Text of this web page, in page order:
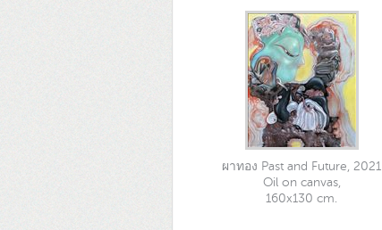
ผาทอง Past and Future, 2021
Oil on canvas,
160x130 cm.